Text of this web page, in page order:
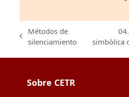
previous
Métodos de
silenciamiento
next
post:
simbòlica
Sobre CETR